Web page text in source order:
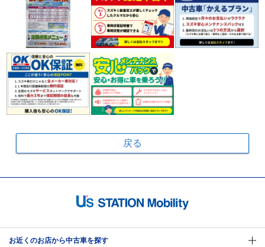
戻る
お近くのお店から中古車を探す